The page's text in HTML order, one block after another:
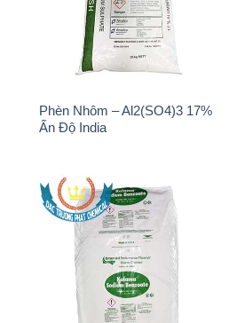
Phèn Nhôm – Al2(SO4)3 17%
Ấn Độ India